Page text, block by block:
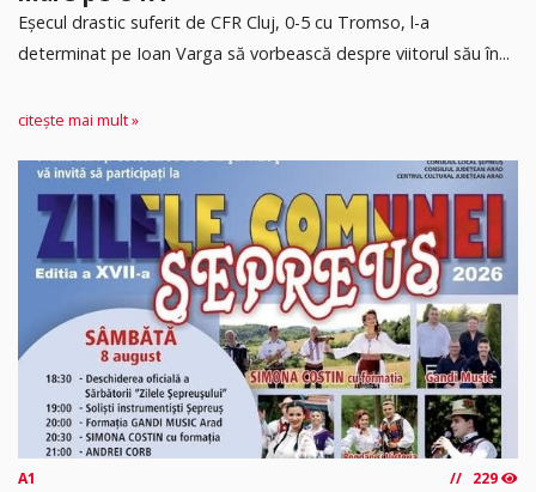
Eșecul drastic suferit de CFR Cluj, 0-5 cu Tromso, l-a
determinat pe Ioan Varga să vorbească despre viitorul său în...
citește mai mult »
A1 229